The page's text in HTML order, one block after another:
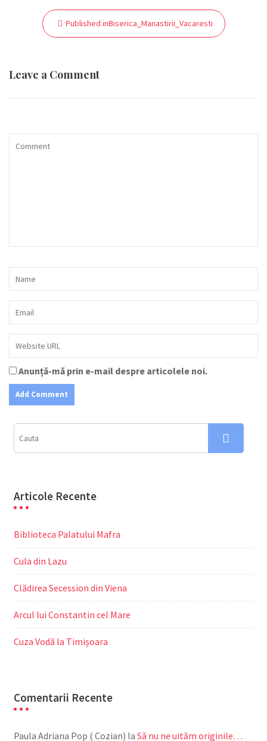
NavigarePublished inBiserica_Manastirii_Vacaresti
Leave a Comment
Anunță-mă prin e-mail despre articolele noi.
Articole Recente
Biblioteca Palatului Mafra
Cula din Lazu
Clădirea Secession din Viena
Arcul lui Constantin cel Mare
Cuza Vodă la Timișoara
Comentarii Recente
Paula Adriana Pop ( Cozian) la Să nu ne uităm originile…